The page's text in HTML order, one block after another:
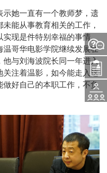
问
题
咨
询
入
申
动
报
示她一直有一个教师梦，遗
能从事教育相关的工作，
现是件特别幸福的事情。
哥华电影学院继续发展壮
他与刘海波院长同一年进入
注着温影，如今能走入这
好自己的本职工作，不负